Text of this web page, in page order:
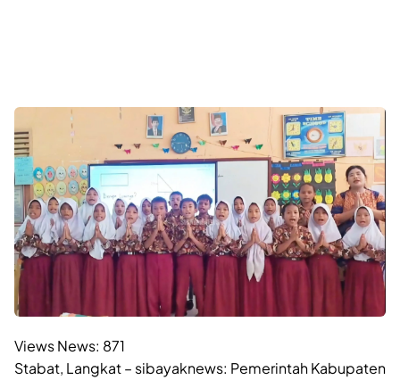
Views News: 871
Stabat, Langkat – sibayaknews: Pemerintah Kabupaten